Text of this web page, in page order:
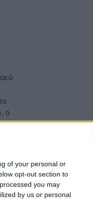
of your personal or
opt-out section to
you may
by us or personal
ο